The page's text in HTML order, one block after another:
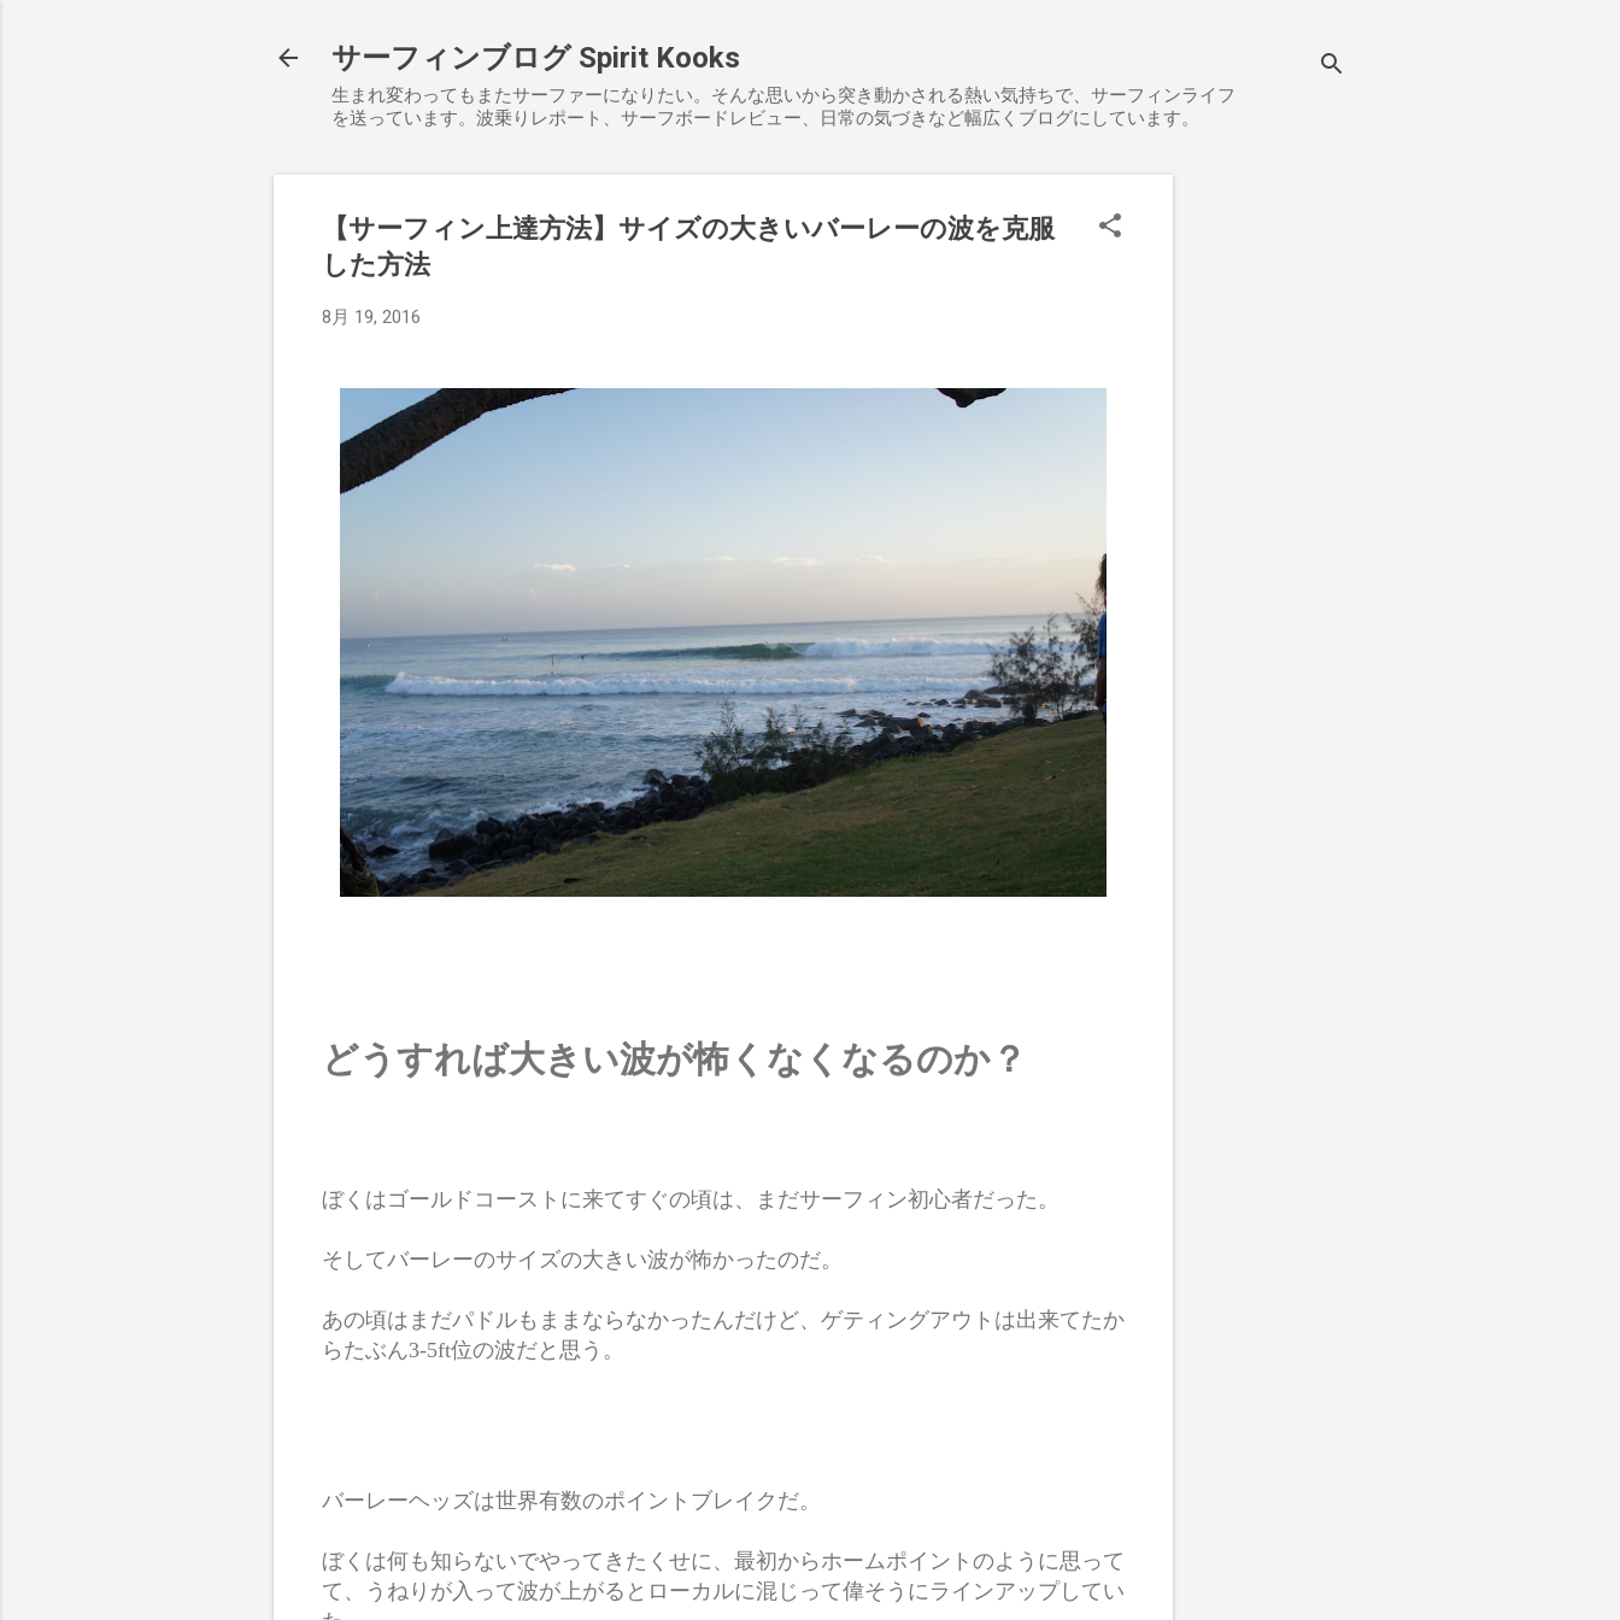
サーフィンブログ Spirit Kooks
生まれ変わってもまたサーファーになりたい。そんな思いから突き動かされる熱い気持ちで、サーフィンライフ
を送っています。波乗りレポート、サーフボードレビュー、日常の気づきなど幅広くブログにしています。
【サーフィン上達方法】サイズの大きいバーレーの波を克服
した方法
8月 19, 2016
どうすれば大きい波が怖くなくなるのか？
ぼくはゴールドコーストに来てすぐの頃は、まだサーフィン初心者だった。
そしてバーレーのサイズの大きい波が怖かったのだ。
あの頃はまだパドルもままならなかったんだけど、ゲティングアウトは出来てたか
らたぶん3-5ft位の波だと思う。
バーレーヘッズは世界有数のポイントブレイクだ。
ぼくは何も知らないでやってきたくせに、最初からホームポイントのように思って
て、うねりが入って波が上がるとローカルに混じって偉そうにラインアップしてい